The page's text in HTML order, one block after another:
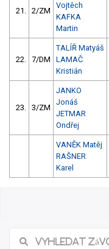
21. 2/ZM
Vojtěch
KAFKA
Martin
22. 7/DM
TALÍŘ Matyáš
LAMAČ
Kristián
23. 3/ZM
JANKO
Jonáš
JETMAR
Ondřej
VANĚK Matěj
RAŠNER
Karel